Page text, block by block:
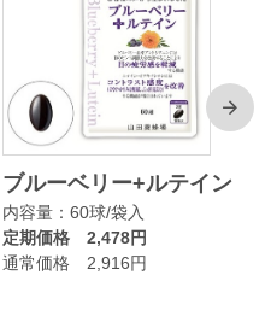
ブルーベリー+ルテイン
内容量：60球/袋入
定期価格 2,478円
通常価格 2,916円
次